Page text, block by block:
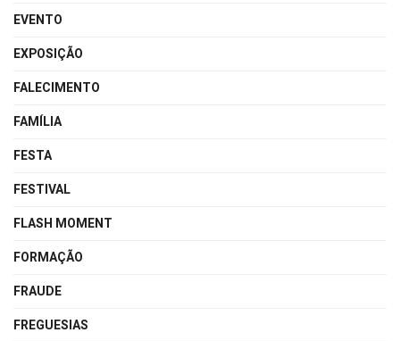
EVENTO
EXPOSIÇÃO
FALECIMENTO
FAMÍLIA
FESTA
FESTIVAL
FLASH MOMENT
FORMAÇÃO
FRAUDE
FREGUESIAS